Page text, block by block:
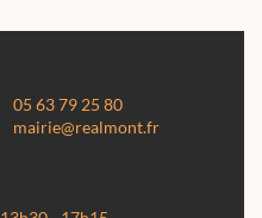
05 63 79 25 80
mairie@realmont.fr